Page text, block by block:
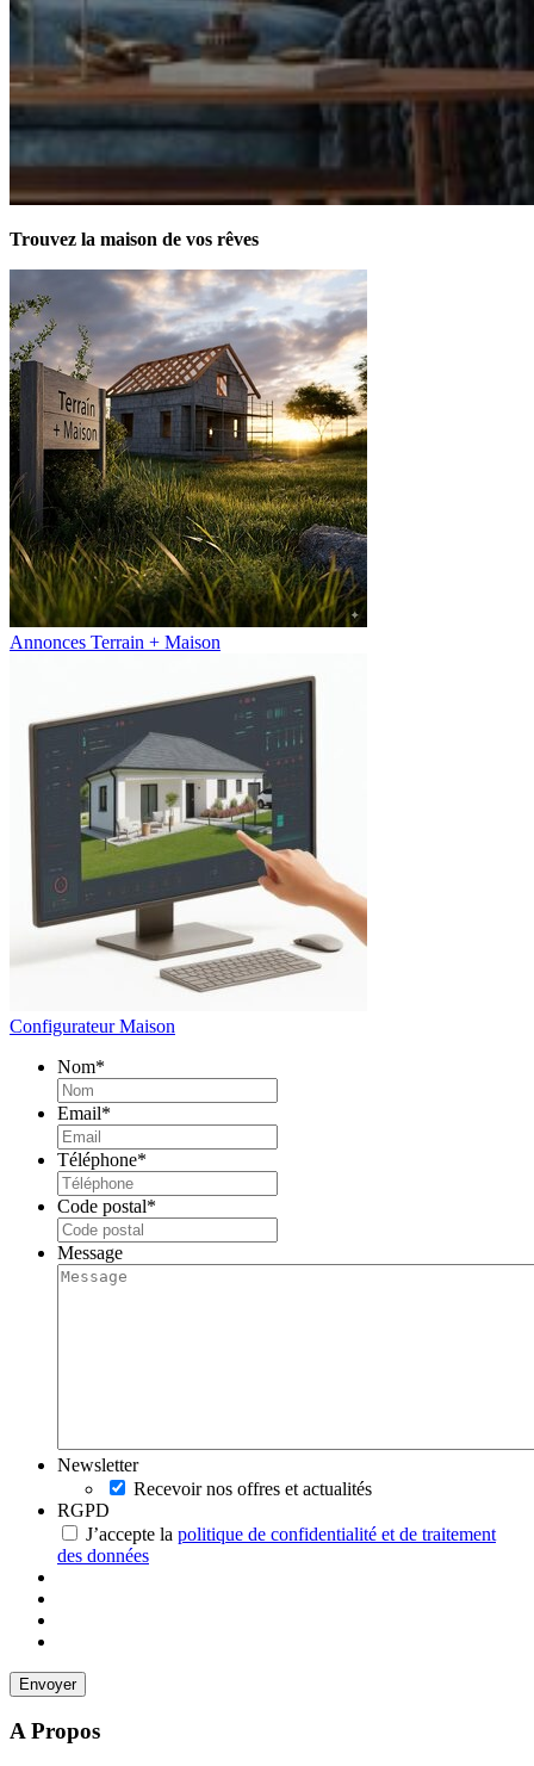
Trouvez la maison de vos rêves
Annonces Terrain + Maison
Configurateur Maison
Nom*
Email*
Téléphone*
Code postal*
Message
Newsletter
Recevoir nos offres et actualités
RGPD
J’accepte la politique de confidentialité et de traitement
des données
A Propos